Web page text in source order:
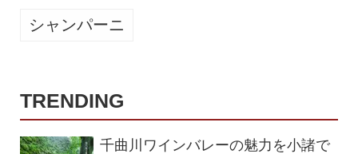
シャンパーニ
TRENDING
千曲川ワインバレーの魅力を小諸で